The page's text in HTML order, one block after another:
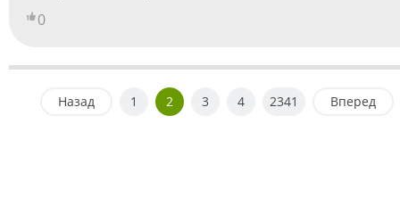
0
Назад 1 2 3 4 2341 Вперед